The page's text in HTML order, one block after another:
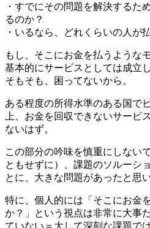
・すでにその問題を解決するた
るのか？
・いるなら、どれくらいの人が
もし、そこにお金を払うような
基本的にサービスとしては成立し
そもそも、困ってないから。
ある程度の所得水準のある国で
上、お金を回収できないサービ
ないはず。
この部分の吟味を慎重にしない
ともせずに）、課題のソルーシ
とに、大きな問題があったと思い
特に、個人的には「そこにお金
か？」という視点は非常に大事
ていない＝大して深刻な課題で